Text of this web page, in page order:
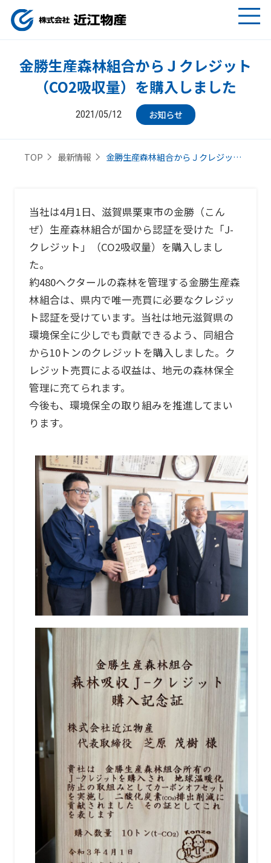
金勝生産森林組合からＪクレジット
（CO2吸収量）を購入しました
2021/05/12 お知らせ
TOP 最新情報 金勝生産森林組合からＪクレジッ…
当社は4月1日、滋賀県栗東市の金勝（こん
ぜ）生産森林組合が国から認証を受けた「J-
クレジット」（CO2吸収量）を購入しまし
た。
約480ヘクタールの森林を管理する金勝生産森
林組合は、県内で唯一売買に必要なクレジッ
ト認証を受けています。当社は地元滋賀県の
環境保全に少しでも貢献できるよう、同組合
から10トンのクレジットを購入しました。ク
レジット売買による収益は、地元の森林保全
管理に充てられます。
今後も、環境保全の取り組みを推進してまい
ります。